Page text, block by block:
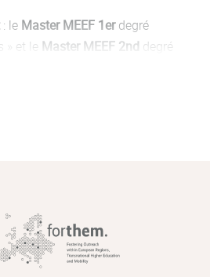
: le Master MEEF 1erdegré
» et le Master MEEF 2nd degré
pourront aussi se
niveau disciplinaire sur la
des acquis des
dispensés lors des trois